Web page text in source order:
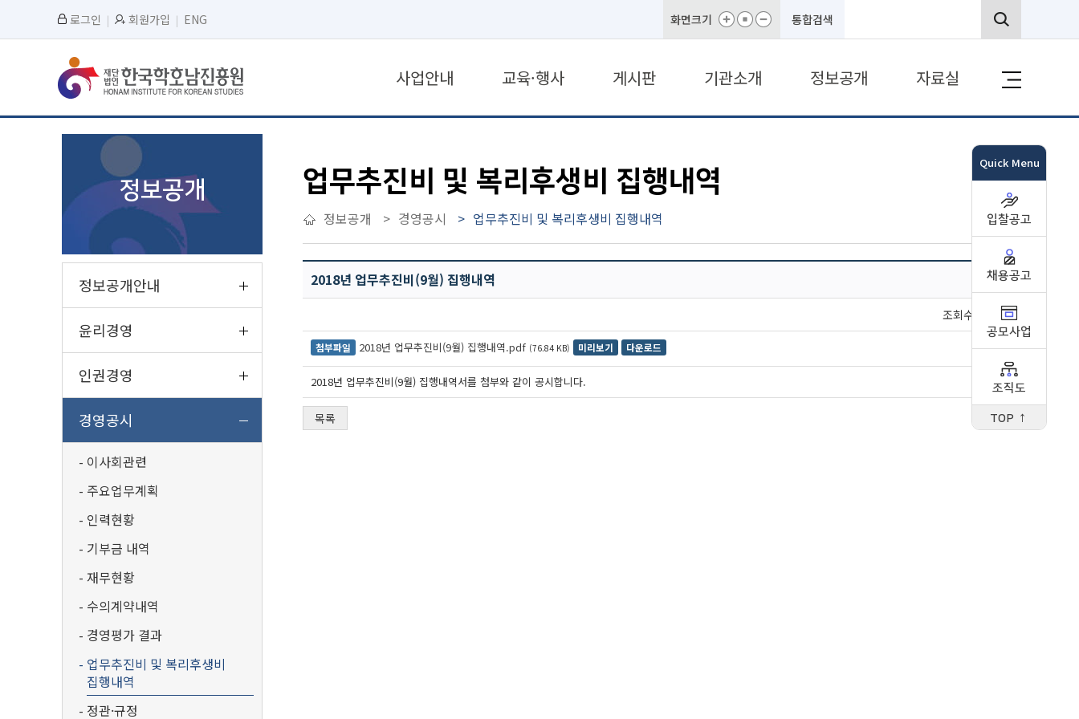
로그인 회원가입 ENG 화면크기 통합검색
사업안내 교육·행사 게시판 기관소개 정보공개 자료실
정보공개
정보공개안내
윤리경영
인권경영
경영공시
이사회관련
주요업무계획
인력현황
기부금 내역
재무현황
수의계약내역
경영평가 결과
업무추진비 및 복리후생비
집행내역
정관·규정
업무추진비 및 복리후생비 집행내역
정보공개 경영공시 업무추진비 및 복리후생비 집행내역
2018년 업무추진비(9월) 집행내역
조회수 : 1022
첨부파일 2018년 업무추진비(9월) 집행내역.pdf (76.84 KB) 미리보기 다운로드
2018년 업무추진비(9월) 집행내역서를 첨부와 같이 공시합니다.
목록
Quick Menu
입찰공고
채용공고
공모사업
조직도
TOP ↑